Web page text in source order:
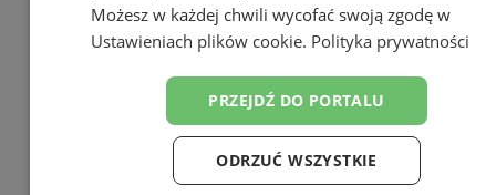
Możesz w każdej chwili wycofać swoją zgodę w
Ustawieniach plików cookie. Polityka prywatności
PRZEJDŹ DO PORTALU
ODRZUĆ WSZYSTKIE